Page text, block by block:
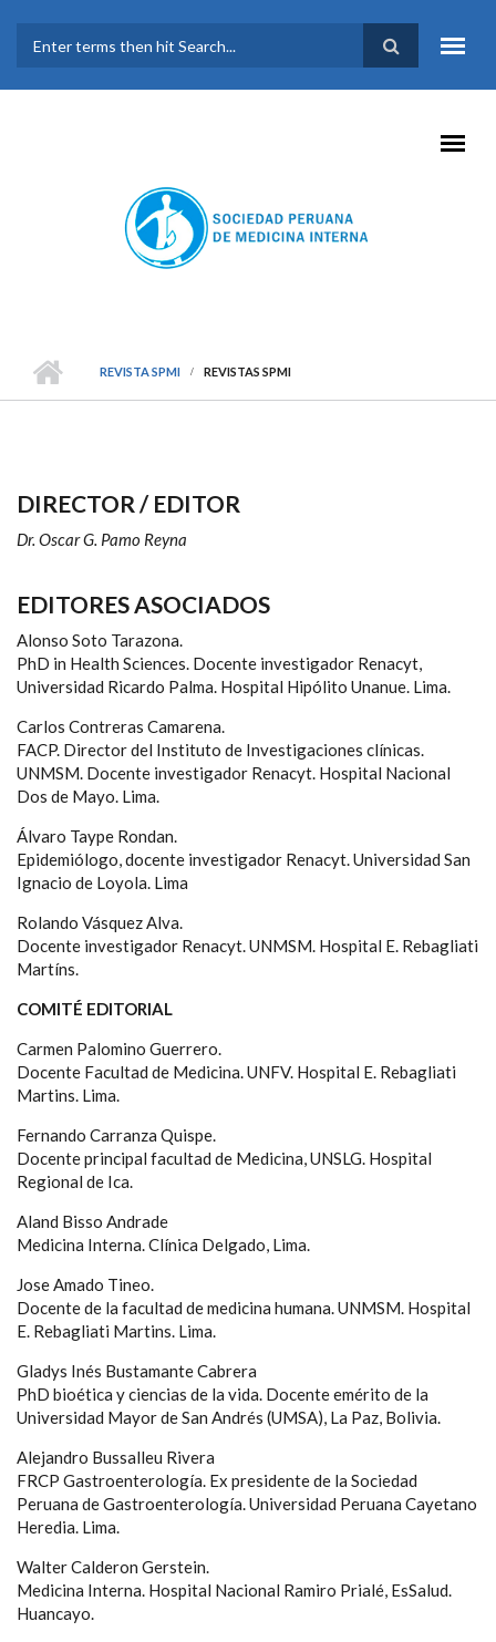
FORMULARIO DE
BÚSQUEDA
REVISTA SPMI REVISTAS SPMI
DIRECTOR / EDITOR
Dr. Oscar G. Pamo Reyna
EDITORES ASOCIADOS
Alonso Soto Tarazona.
PhD in Health Sciences. Docente investigador Renacyt,
Universidad Ricardo Palma. Hospital Hipólito Unanue. Lima.
Carlos Contreras Camarena.
FACP. Director del Instituto de Investigaciones clínicas.
UNMSM. Docente investigador Renacyt. Hospital Nacional
Dos de Mayo. Lima.
Álvaro Taype Rondan.
Epidemiólogo, docente investigador Renacyt. Universidad San
Ignacio de Loyola. Lima
Rolando Vásquez Alva.
Docente investigador Renacyt. UNMSM. Hospital E. Rebagliati
Martíns.
COMITÉ EDITORIAL
Carmen Palomino Guerrero.
Docente Facultad de Medicina. UNFV. Hospital E. Rebagliati
Martins. Lima.
Fernando Carranza Quispe.
Docente principal facultad de Medicina, UNSLG. Hospital
Regional de Ica.
Aland Bisso Andrade
Medicina Interna. Clínica Delgado, Lima.
Jose Amado Tineo.
Docente de la facultad de medicina humana. UNMSM. Hospital
E. Rebagliati Martins. Lima.
Gladys Inés Bustamante Cabrera
PhD bioética y ciencias de la vida. Docente emérito de la
Universidad Mayor de San Andrés (UMSA), La Paz, Bolivia.
Alejandro Bussalleu Rivera
FRCP Gastroenterología. Ex presidente de la Sociedad
Peruana de Gastroenterología. Universidad Peruana Cayetano
Heredia. Lima.
Walter Calderon Gerstein.
Medicina Interna. Hospital Nacional Ramiro Prialé, EsSalud.
Huancayo.